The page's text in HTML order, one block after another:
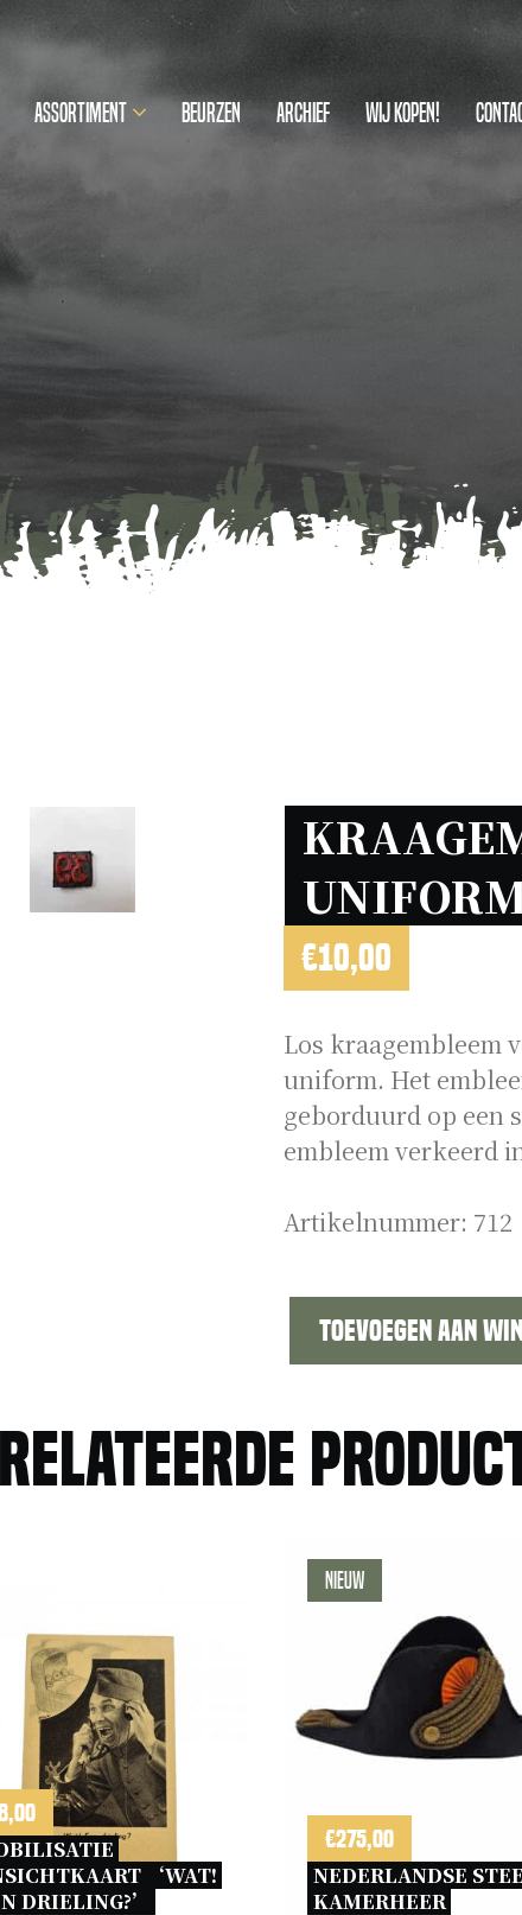
Assortiment Beurzen Archief Wij kopen!
€10,00
Los kraagembleem
uniform. Het
geborduurd op een
embleem verkeerd
Artikelnummer: 712
Kraagembleem
uniform
cijfer
Toevoegen aan
‘WAT!
DRIELING?’
Nieuw
€275,00
NEDERLANDSE
KAMERHEER